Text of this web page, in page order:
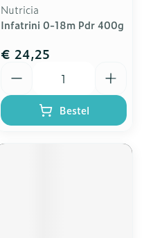
Nutricia
Infatrini 0-18m Pdr 400g
€ 24,25
Bestel